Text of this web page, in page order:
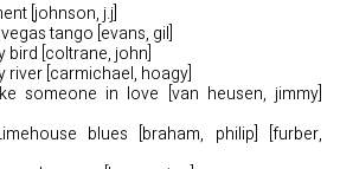
[johnson, j.j]
tango [evans, gil]
bird [coltrane, john]
river [carmichael, hoagy]
someone in love [van heusen, jimmy]
blues [braham, philip] [furber,